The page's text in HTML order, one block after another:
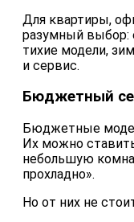
Для квартиры,
разумный выбор:
тихие модели,
и сервис.
Бюджетный
Бюджетные
Их можно
небольшую
прохладно».
Но от них не